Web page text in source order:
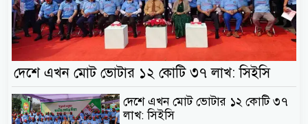
দেশে এখন মোট ভোটার ১২ কোটি ৩৭ লাখ: সিইসি
দেশে এখন মোট ভোটার ১২ কোটি ৩৭
লাখ: সিইসি